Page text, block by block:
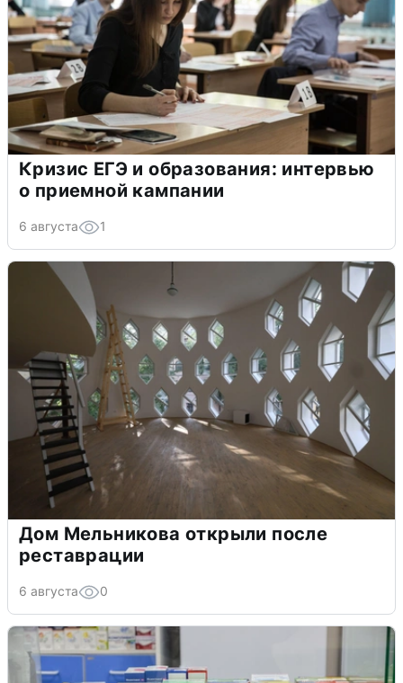
Кризис ЕГЭ и образования: интервью
о приемной кампании
6 августа 1
Дом Мельникова открыли после
реставрации
6 августа 0